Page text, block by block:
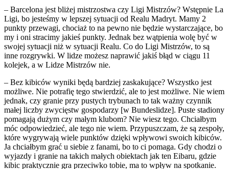
– Barcelona jest bliżej mistrzostwa czy Ligi Mistrzów? Wstępnie La
Ligi, bo jesteśmy w lepszej sytuacji od Realu Madryt. Mamy 2
punkty przewagi, chociaż to na pewno nie będzie wystarczające, bo
my i oni stracimy jakieś punkty. Jednak bez wątpienia wolę być w
swojej sytuacji niż w sytuacji Realu. Co do Ligi Mistrzów, to są
inne rozgrywki. W lidze możesz naprawić jakiś błąd w ciągu 11
kolejek, a w Lidze Mistrzów nie.
– Bez kibiców wyniki będą bardziej zaskakujące? Wszystko jest
możliwe. Nie potrafię tego stwierdzić, ale to jest możliwe. Nie wiem
jednak, czy granie przy pustych trybunach to tak ważny czynnik
małej liczby zwycięstw gospodarzy [w Bundeslidze]. Puste stadiony
pomagają dużym czy małym klubom? Nie wiesz tego. Chciałbym
móc odpowiedzieć, ale tego nie wiem. Przypuszczam, że są zespoły,
które wygrywają wiele punktów dzięki wpływowi swoich kibiców.
Ja chciałbym grać u siebie z fanami, bo to ci pomaga. Gdy chodzi o
wyjazdy i granie na takich małych obiektach jak ten Eibaru, gdzie
kibic praktycznie gra przeciwko tobie, ma to wpływ na spotkanie.